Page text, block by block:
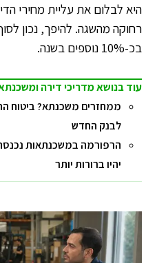
היא לבלום את עליית מחירי
בכ-10% נוספים בשנה.
עוד בנושא מדריכי דירה
ממחזרים משכנתא? ביטוח
לבנק החדש
הרפורמה במשכנתאות
יהיו ברורות יותר